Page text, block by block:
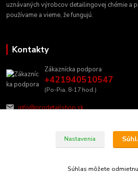
uznávaných výrobcov detailingovej chémie a
používame a vieme, že fungujú.
Kontakty
Zákaznícka podpora
+421940510547
(Po-Pia, 8-17 hod.)
info@prodetailshop.sk
Nastavenia
Súhlas môžete